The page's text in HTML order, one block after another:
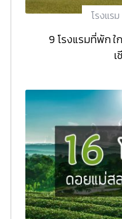
โรงแร
9 โรงแรมที่พัก